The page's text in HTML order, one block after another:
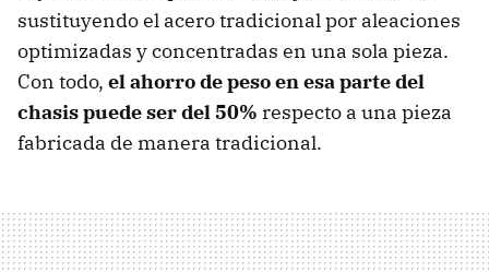
sustituyendo el acero tradicional por aleaciones
optimizadas y concentradas en una sola pieza.
Con todo, el ahorro de peso en esa parte del
chasis puede ser del 50% respecto a una pieza
fabricada de manera tradicional.